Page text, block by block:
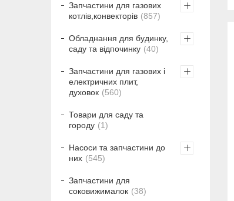
Запчастини для газових
котлів,конвекторів
857
Обладнання для будинку,
саду та відпочинку
40
Запчастини для газових і
електричних плит,
духовок
560
Товари для саду та
городу
1
Насоси та запчастини до
них
545
Запчастини для
соковижималок
38